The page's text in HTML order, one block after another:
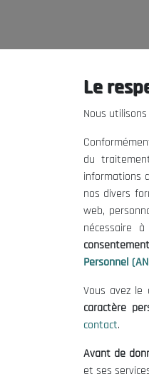
Le CNESE
Le président
Organisation
Publications
Le
Nous
du
informations
nos divers
web,
nécessaire
Personnel
Vous avez le
caractère
contact.
Avant de
et ses